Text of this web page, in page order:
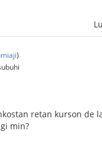
)
retan kurson de
min?